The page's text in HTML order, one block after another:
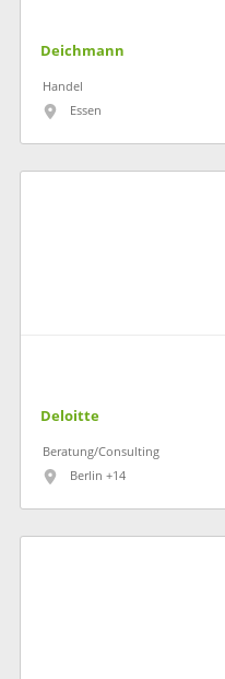
Deichmann
Handel
Essen
Deloitte
Beratung/Consulting
Berlin +14